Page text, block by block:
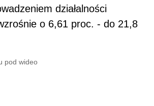
działalności
o 6,61 proc. - do 21,8
pod wideo